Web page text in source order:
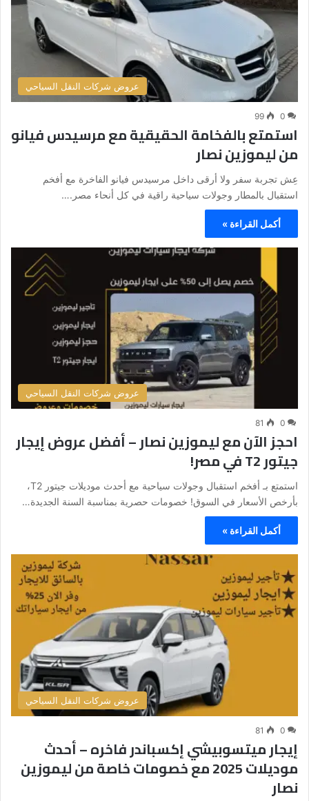
عروض شركات النقل السياحي
0
99
استمتع بالفخامة الحقيقية مع مرسيدس فيانو
من ليموزين نصار
عِش تجربة سفر ولا أرقى داخل مرسيدس فيانو الفاخرة مع أفخم
استقبال بالمطار وجولات سياحية راقية في كل أنحاء مصر.…
أكمل القراءة »
عروض شركات النقل السياحي
0
81
احجز الآن مع ليموزين نصار – أفضل عروض إيجار
جيتور T2 في مصر!
استمتع بـ أفخم استقبال وجولات سياحية مع أحدث موديلات جيتور T2،
بأرخص الأسعار في السوق! خصومات حصرية بمناسبة السنة الجديدة…
أكمل القراءة »
عروض شركات النقل السياحي
0
81
إيجار ميتسوبيشي إكسباندر فاخره – أحدث
موديلات 2025 مع خصومات خاصة من ليموزين
نصار